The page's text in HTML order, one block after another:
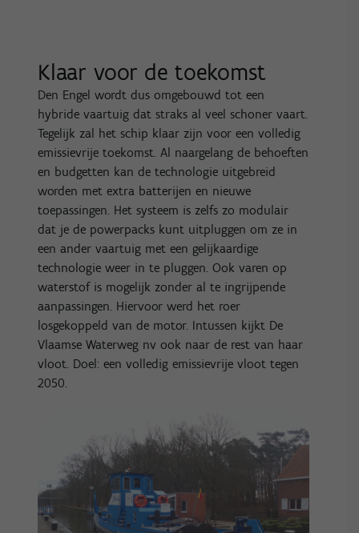
Klaar voor de toekomst
Den Engel wordt dus omgebouwd tot een
hybride vaartuig dat straks al veel schoner vaart.
Tegelijk zal het schip klaar zijn voor een volledig
emissievrije toekomst. Al naargelang de behoeften
en budgetten kan de technologie uitgebreid
worden met extra batterijen en nieuwe
toepassingen. Het systeem is zelfs zo modulair
dat je de powerpacks kunt uitpluggen om ze in
een ander vaartuig met een gelijkaardige
technologie weer in te pluggen. Ook varen op
waterstof is mogelijk zonder al te ingrijpende
aanpassingen. Hiervoor werd het roer
losgekoppeld van de motor. Intussen kijkt De
Vlaamse Waterweg nv ook naar de rest van haar
vloot. Doel: een volledig emissievrije vloot tegen
2050.